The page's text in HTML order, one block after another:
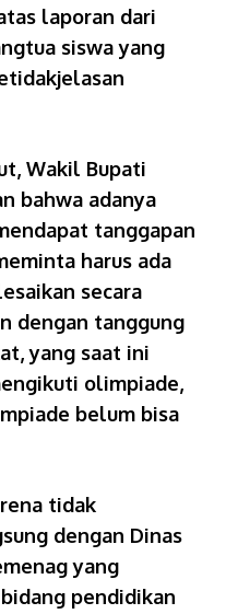
laporan dari
siswa yang
Wakil Bupati
bahwa adanya
tanggapan
harus ada
secara
dengan tanggung
yang saat ini
olimpiade,
belum bisa
tidak
dengan Dinas
yang
pendidikan